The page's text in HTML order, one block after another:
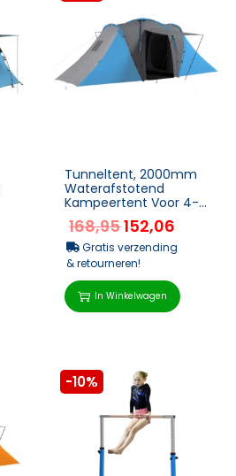
Tunneltent, 2000mm
Waterafstotend
Kampeertent Voor 4-6
Personen, Met 2
Slaapkamers
Woonruimte Draagt...
168,95152,06
Gratis verzending
& retourneren!
In Winkelwagen
-10%